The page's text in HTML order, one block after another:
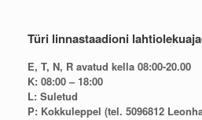
Türi linnastaadioni
E, T, N, R avatud kella 08:00-20.00
K: 08:00 – 18:00
L: Suletud
P: Kokkuleppel (tel. 5096812